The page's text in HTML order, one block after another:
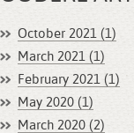
October 2021 (1)
March 2021 (1)
February 2021 (1)
May 2020 (1)
March 2020 (2)